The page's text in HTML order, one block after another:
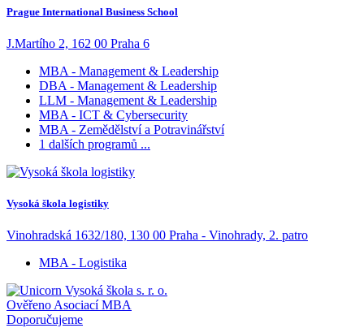
Prague International Business School
J.Martího 2, 162 00 Praha 6
MBA - Management & Leadership
DBA - Management & Leadership
LLM - Management & Leadership
MBA - ICT & Cybersecurity
MBA - Zemědělství a Potravinářství
1 dalších programů ...
Vysoká škola logistiky
Vinohradská 1632/180, 130 00 Praha - Vinohrady, 2. patro
MBA - Logistika
Ověřeno Asociací MBA
Doporučujeme